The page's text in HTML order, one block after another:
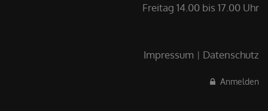
Freitag 14.00 bis 17.00 Uhr
Impressum Datenschutz
Anmelden